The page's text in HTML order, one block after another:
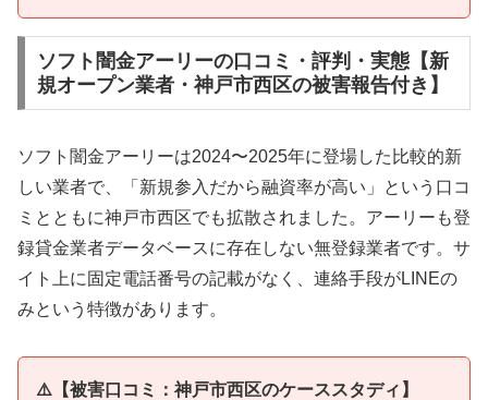
ソフト闇金アーリーの口コミ・評判・実態【新
規オープン業者・神戸市西区の被害報告付き】
ソフト闇金アーリーは2024〜2025年に登場した比較的新
しい業者で、「新規参入だから融資率が高い」という口コ
ミとともに神戸市西区でも拡散されました。アーリーも登
録貸金業者データベースに存在しない無登録業者です。サ
イト上に固定電話番号の記載がなく、連絡手段がLINEの
みという特徴があります。
⚠️【被害口コミ：神戸市西区のケーススタディ】